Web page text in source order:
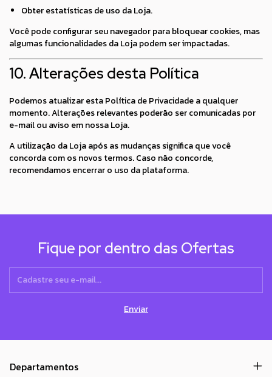
Obter estatísticas de uso da Loja.
Você pode configurar seu navegador para bloquear cookies, mas
algumas funcionalidades da Loja podem ser impactadas.
10. Alterações desta Política
Podemos atualizar esta Política de Privacidade a qualquer
momento. Alterações relevantes poderão ser comunicadas por
e-mail ou aviso em nossa Loja.
A utilização da Loja após as mudanças significa que você
concorda com os novos termos. Caso não concorde,
recomendamos encerrar o uso da plataforma.
Fique por dentro das Ofertas
Departamentos